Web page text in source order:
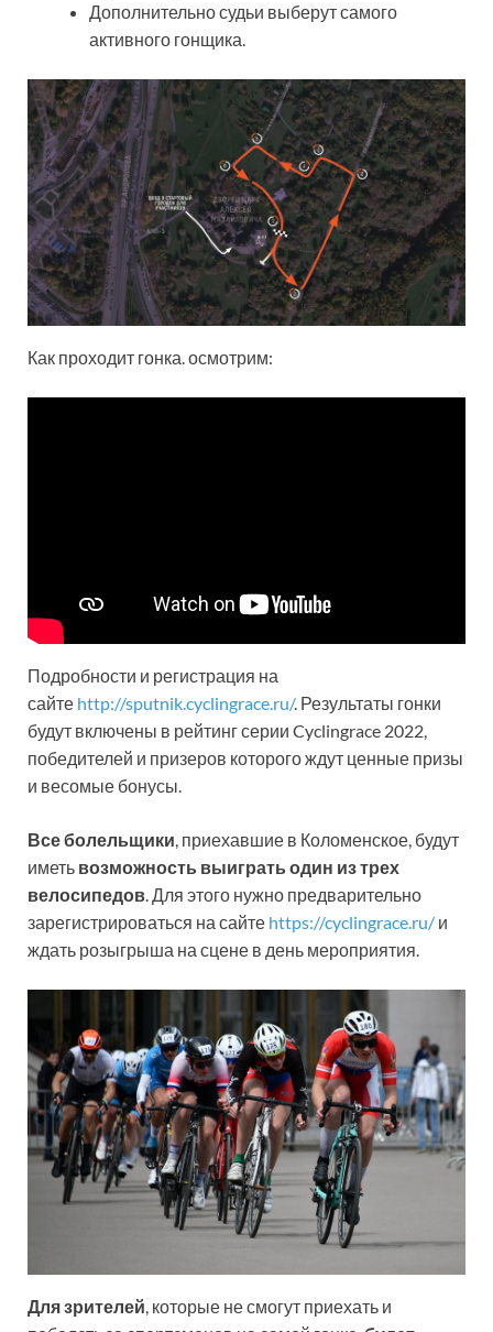
Дополнительно судьи выберут самого
активного гонщика.
Как проходит гонка. осмотрим:
Подробности и регистрация на
сайте http://sputnik.cyclingrace.ru/. Результаты гонки
будут включены в рейтинг серии Cyclingrace 2022,
победителей и призеров которого ждут ценные призы
и весомые бонусы.
Все болельщики , приехавшие в Коломенское, будут
иметь возможность выиграть один из трех
велосипедов . Для этого нужно предварительно
зарегистрироваться на сайте https://cyclingrace.ru/ и
ждать розыгрыша на сцене в день мероприятия.
Для зрителей, которые не смогут приехать и